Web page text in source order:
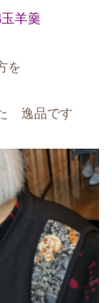
羊羹
を
逸品です